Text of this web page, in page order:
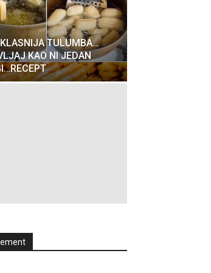
TULUMBA…
KAO NI JEDAN